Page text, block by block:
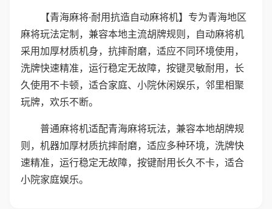
【青海麻将·耐用抗造自动麻将机】专为青海地区
麻将玩法定制，兼容本地主流胡牌规则，自动麻将机
采用加厚材质机身，抗摔耐磨，适应不同环境使用，
洗牌快速精准，运行稳定无故障，按键灵敏耐用，长
久使用不卡顿，适合家庭、小院休闲娱乐，邻里相聚
玩牌，欢乐不断。
普通麻将机适配青海麻将玩法，兼容本地胡牌规
则，机器加厚材质抗摔耐磨，适应多种环境，洗牌快
速精准，运行稳定无故障，按键耐用长久不卡，适合
小院家庭娱乐。